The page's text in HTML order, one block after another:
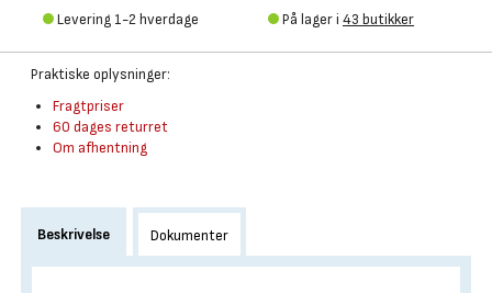
Levering 1-2 hverdage På lager i 43 butikker
Praktiske oplysninger:
Fragtpriser
60 dages returret
Om afhentning
Beskrivelse Dokumenter